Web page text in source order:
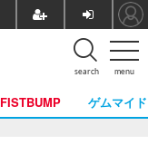
menu
search
FISTBUMP ゲムマイド